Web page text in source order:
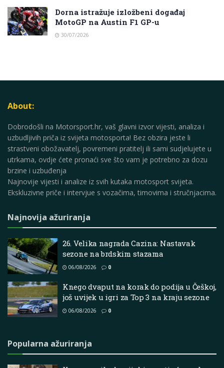
Dorna istražuje izložbeni događaj
MotoGP na Austin F1 GP-u
30/07/2026
About:
Dobrodošli na Motorsport.hr, vaš glavni izvor vijesti, analiza i
uzbudljivih priča iz svijeta motosporta! Bez obzira jeste li
strastveni obožavatelj, povremeni pratitelj ili sami sudjelujete u
utrkama, ovdje ćete pronaći sve što vam je potrebno za dozu
brzine i uzbuđenja
Najnovije vijesti i analize iz svih kutaka motosport svijeta.
Ekskluzivne priče i intervjue s vozačima, timovima i stručnjacima.
Najnovija ažuriranja
26. Velika nagrada Cazina: Nastavak
sezone na brdskim stazama
06/08/2026 0
Knego dvaput na korak do podija u Češkoj,
još uvijek u igri za Top 3 na kraju sezone
06/08/2026 0
Popularna ažuriranja